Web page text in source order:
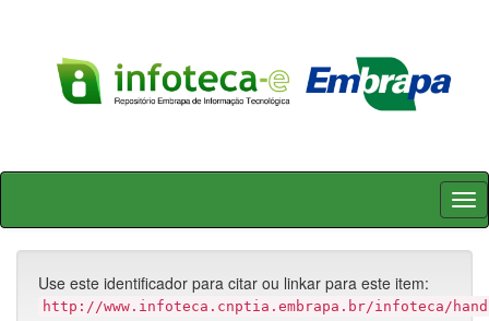
Skip
Use este identificador para citar ou linkar para este item:
http://www.infoteca.cnptia.embrapa.br/infoteca/